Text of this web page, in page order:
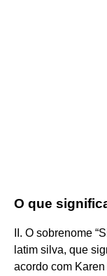
O que
II. O sobrenome
latim silva, que
acordo com